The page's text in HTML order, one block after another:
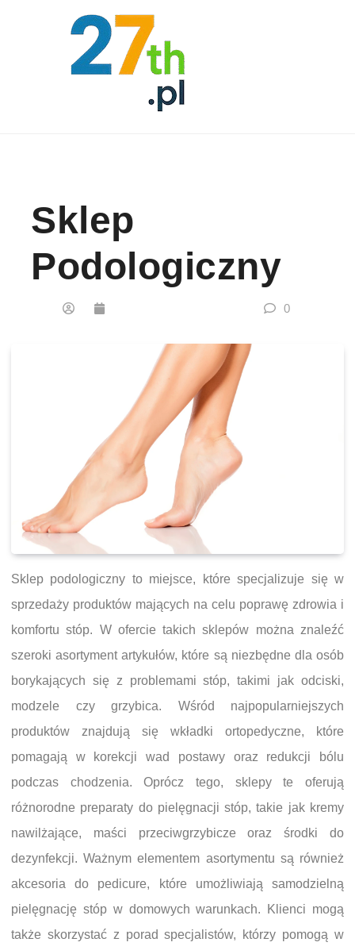
Sklep
Podologiczny
0
Sklep podologiczny to miejsce, które specjalizuje się w
sprzedaży produktów mających na celu poprawę zdrowia i
komfortu stóp. W ofercie takich sklepów można znaleźć
szeroki asortyment artykułów, które są niezbędne dla osób
borykających się z problemami stóp, takimi jak odciski,
modzele czy grzybica. Wśród najpopularniejszych
produktów znajdują się wkładki ortopedyczne, które
pomagają w korekcji wad postawy oraz redukcji bólu
podczas chodzenia. Oprócz tego, sklepy te oferują
różnorodne preparaty do pielęgnacji stóp, takie jak kremy
nawilżające, maści przeciwgrzybicze oraz środki do
dezynfekcji. Ważnym elementem asortymentu są również
akcesoria do pedicure, które umożliwiają samodzielną
pielęgnację stóp w domowych warunkach. Klienci mogą
także skorzystać z porad specjalistów, którzy pomogą w